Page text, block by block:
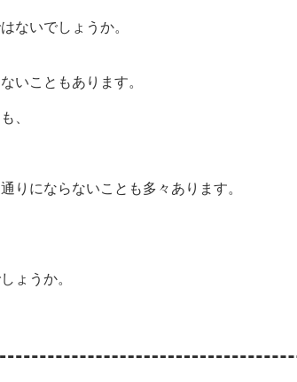
ないでしょうか。
いこともあります。
、
りにならないことも多々あります。
ょうか。